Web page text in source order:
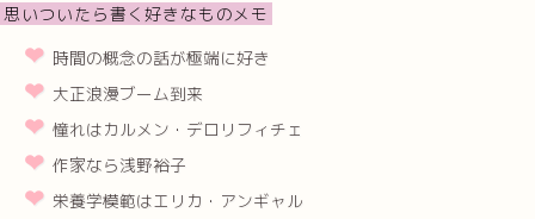
思いついたら書く好きなものメモ
時間の概念の話が極端に好き
大正浪漫ブーム到来
憧れはカルメン・デロリフィチェ
作家なら浅野裕子
栄養学模範はエリカ・アンギャル